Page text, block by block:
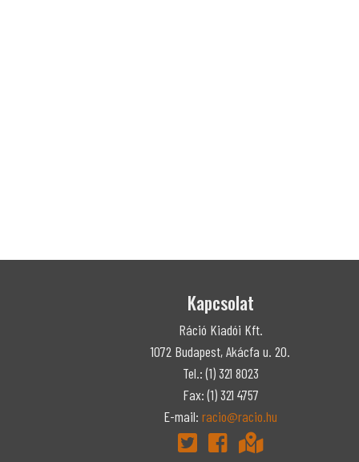
Kapcsolat
Ráció Kiadói Kft.
1072 Budapest, Akácfa u. 20.
Tel.: (1) 321 8023
Fax: (1) 321 4757
E-mail: racio@racio.hu